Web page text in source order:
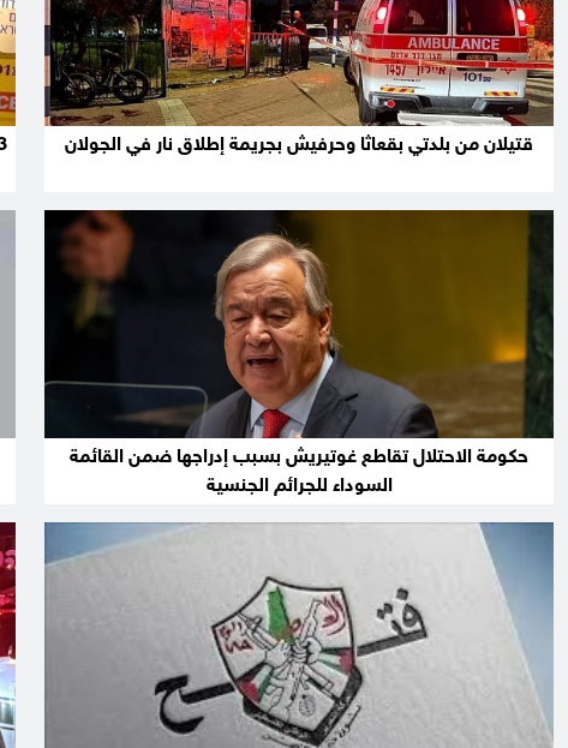
قتيلان من بلدتي بقعاثا وحرفيش بجريمة إطلاق نار في الجولان
حكومة الاحتلال تقاطع غوتيريش بسبب إدراجها ضمن القائمة
السوداء للجرائم الجنسية